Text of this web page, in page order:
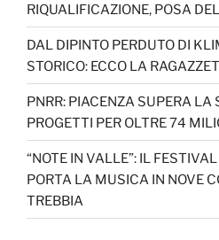
RIQUALIFICAZIONE, POSA
DAL DIPINTO PERDUTO DI
STORICO: ECCO LA
PNRR: PIACENZA SUPERA LA
PROGETTI PER OLTRE 74
“NOTE IN VALLE”: IL
PORTA LA MUSICA IN NOVE
TREBBIA